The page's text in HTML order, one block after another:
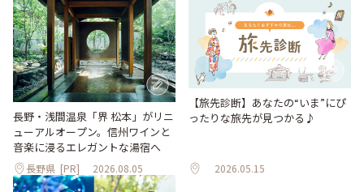
長野・浅間温泉「界 松本」がリニ
ューアルオープン。信州ワインと
音楽に浸るエレガントな湯宿へ
長野県 [PR] 2026.08.05
【旅先診断】あなたの“いま”にぴ
ったりな旅先が見つかる♪
2026.05.15